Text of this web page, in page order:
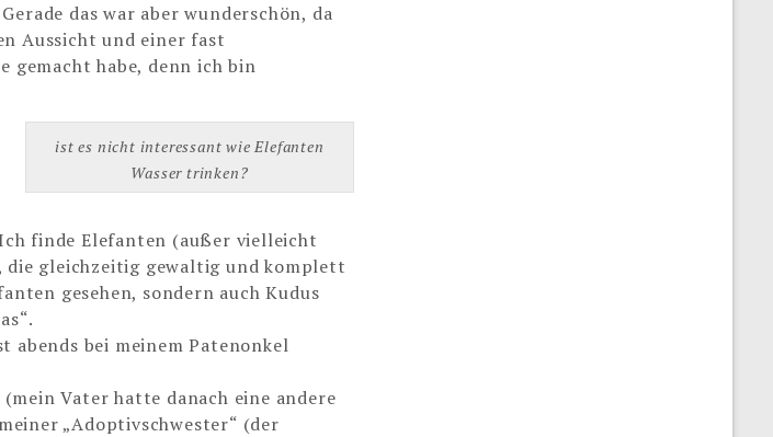
das war aber wunderschön, da
Aussicht und einer fast
gemacht habe, denn ich bin
ist es nicht interessant wie Elefanten
Wasser trinken?
finde Elefanten (außer vielleicht
die gleichzeitig gewaltig und komplett
gesehen, sondern auch Kudus
abends bei meinem Patenonkel
Vater hatte danach eine andere
„Adoptivschwester“ (der